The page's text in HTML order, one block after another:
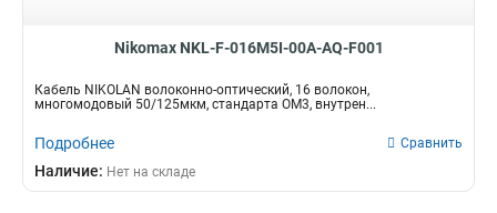
Nikomax NKL-F-016M5I-00A-AQ-F001
Кабель NIKOLAN волоконно-оптический, 16 волокон,
многомодовый 50/125мкм, стандарта ОМ3, внутрен...
Подробнее Сравнить
Наличие: Нет на складе